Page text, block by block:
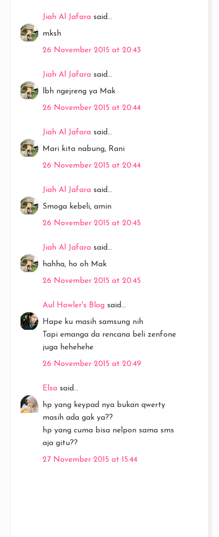
Jiah Al Jafara said...
mksh
26 November 2015 at 20:43
Jiah Al Jafara said...
lbh ngejreng ya Mak
26 November 2015 at 20:44
Jiah Al Jafara said...
Mari kita nabung, Rani
26 November 2015 at 20:44
Jiah Al Jafara said...
Smoga kebeli, amin
26 November 2015 at 20:45
Jiah Al Jafara said...
hahha, ho oh Mak
26 November 2015 at 20:45
Aul Howler's Blog said...
Hape ku masih samsung nih
Tapi emanga da rencana beli zenfone
juga hehehehe
26 November 2015 at 20:49
Elsa said...
hp yang keypad nya bukan qwerty
masih ada gak ya??
hp yang cuma bisa nelpon sama sms
aja gitu??
27 November 2015 at 15:44